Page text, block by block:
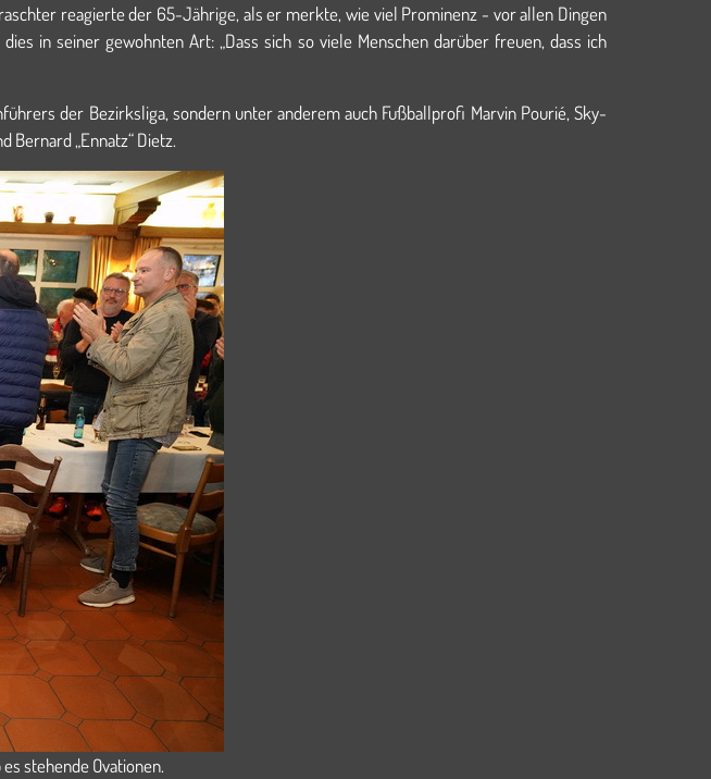
reagierte der 65-Jährige, als er merkte, wie viel Prominenz - vor allen Dingen
in seiner gewohnten Art: „Dass sich so viele Menschen darüber freuen, dass ich
der Bezirksliga, sondern unter anderem auch Fußballprofi Marvin Pourié, Sky-
Bernard „Ennatz“ Dietz.
stehende Ovationen.